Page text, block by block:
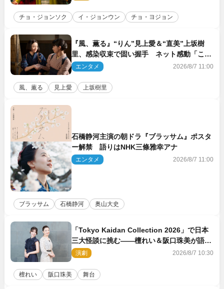
チョ・ジョンソク イ・ジョンウン チョ・ヨジョン
『風、薫る』“りん”見上愛＆“直美”上坂樹
里、感染収束で固い握手 ネット感動「この
バディは最強」「アツい」
エンタメ 2026/8/7 11:00
風、薫る 見上愛 上坂樹里
石橋静河主演の朝ドラ『ブラッサム』ポスタ
ー解禁 語りはNHK三條雅幸アナ
エンタメ 2026/8/7 11:00
ブラッサム 石橋静河 奥山大史
「Tokyo Kaidan Collection 2026」で日本
三大怪談に挑む――檀れい＆阪口珠美が語る
「牡丹灯籠」の新たな魅力
演劇 2026/8/7 10:30
檀れい 阪口珠美 舞台